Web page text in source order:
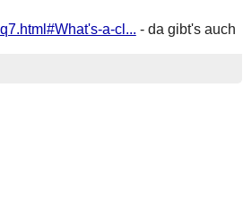
a-cl... - da gibt's auch